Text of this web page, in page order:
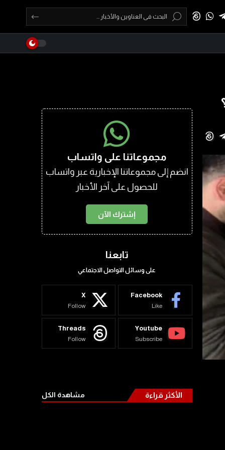
مجموعاتنا على واتساب
انضم إلى مجموعاتنا الإخبارية عبر واتساب
للحصول على آخر الأخبار
إشترك الآن
تابعنا
على وسائل التواصل الاجتماعي
Facebook
Like
X
Follow
Youtube
Subscribe
Threads
Follow
الأكثر قراءة مشاهدة الكل